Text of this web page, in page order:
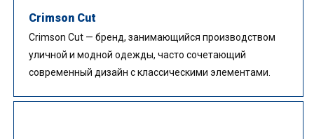
Crimson Cut
Crimson Cut — бренд, занимающийся производством
уличной и модной одежды, часто сочетающий
современный дизайн с классическими элементами.